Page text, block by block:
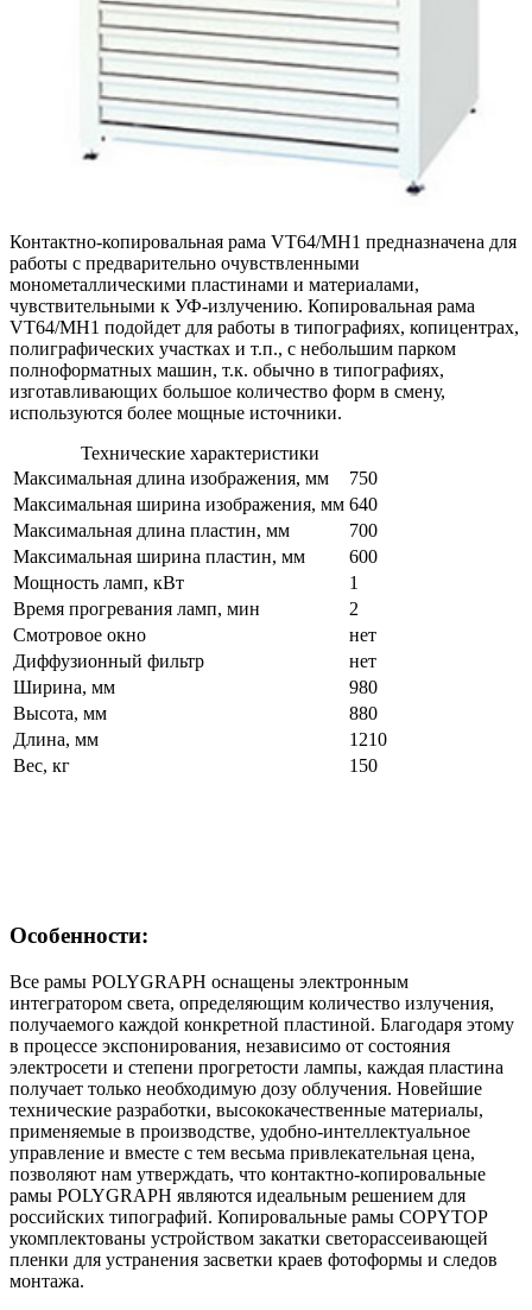
Контактно-копировальная рама VT64/MH1 предназначена для
работы с предварительно очувствленными
монометаллическими пластинами и материалами,
чувствительными к УФ-излучению. Копировальная рама
VT64/MH1 подойдет для работы в типографиях, копицентрах,
полиграфических участках и т.п., с небольшим парком
полноформатных машин, т.к. обычно в типографиях,
изготавливающих большое количество форм в смену,
используются более мощные источники.
Технические характеристики
Максимальная длина изображения, мм
750
Максимальная ширина изображения, мм 640
Максимальная длина пластин, мм
700
Максимальная ширина пластин, мм
600
Мощность ламп, кВт
1
Время прогревания ламп, мин
2
Смотровое окно
нет
Диффузионный фильтр
нет
Ширина, мм
980
Высота, мм
880
Длина, мм
1210
Вес, кг
150
Особенности:
Все рамы POLYGRAPH оснащены электронным
интегратором света, определяющим количество излучения,
получаемого каждой конкретной пластиной. Благодаря этому
в процессе экспонирования, независимо от состояния
электросети и степени прогретости лампы, каждая пластина
получает только необходимую дозу облучения. Новейшие
технические разработки, высококачественные материалы,
применяемые в производстве, удобно-интеллектуальное
управление и вместе с тем весьма привлекательная цена,
позволяют нам утверждать, что контактно-копировальные
рамы POLYGRAPH являются идеальным решением для
российских типографий. Копировальные рамы COPYTOP
укомплектованы устройством закатки светорассеивающей
пленки для устранения засветки краев фотоформы и следов
монтажа.